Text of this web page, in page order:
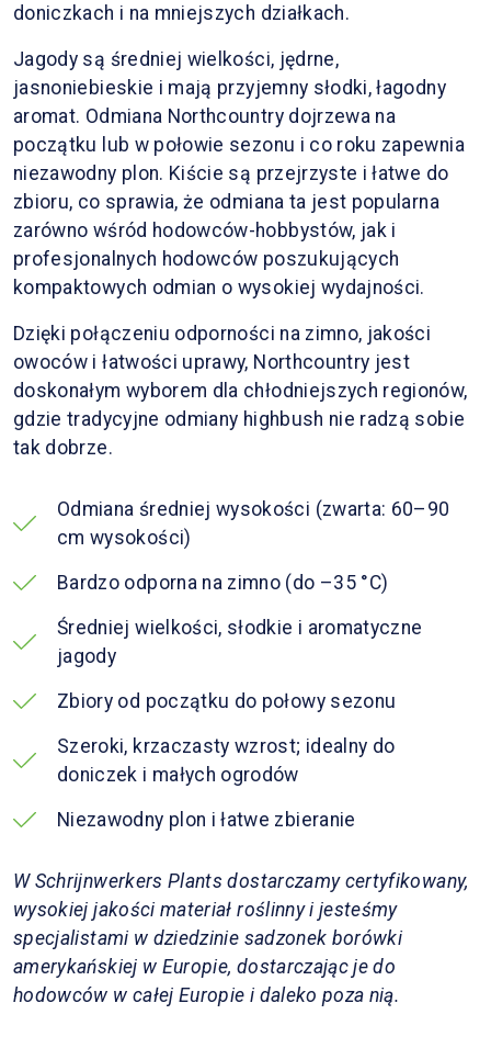
doniczkach i na mniejszych działkach.
Jagody są średniej wielkości, jędrne,
jasnoniebieskie i mają przyjemny słodki, łagodny
aromat. Odmiana Northcountry dojrzewa na
początku lub w połowie sezonu i co roku zapewnia
niezawodny plon. Kiście są przejrzyste i łatwe do
zbioru, co sprawia, że odmiana ta jest popularna
zarówno wśród hodowców-hobbystów, jak i
profesjonalnych hodowców poszukujących
kompaktowych odmian o wysokiej wydajności.
Dzięki połączeniu odporności na zimno, jakości
owoców i łatwości uprawy, Northcountry jest
doskonałym wyborem dla chłodniejszych regionów,
gdzie tradycyjne odmiany highbush nie radzą sobie
tak dobrze.
Odmiana średniej wysokości (zwarta: 60–90
cm wysokości)
Bardzo odporna na zimno (do –35 °C)
Średniej wielkości, słodkie i aromatyczne
jagody
Zbiory od początku do połowy sezonu
Szeroki, krzaczasty wzrost; idealny do
doniczek i małych ogrodów
Niezawodny plon i łatwe zbieranie
W Schrijnwerkers Plants dostarczamy certyfikowany,
wysokiej jakości materiał roślinny i jesteśmy
specjalistami w dziedzinie sadzonek borówki
amerykańskiej w Europie, dostarczając je do
hodowców w całej Europie i daleko poza nią.